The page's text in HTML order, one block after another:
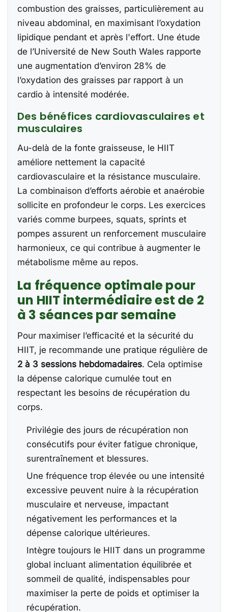
combustion des graisses, particulièrement au
niveau abdominal, en maximisant l’oxydation
lipidique pendant et après l'effort. Une étude
de l’Université de New South Wales rapporte
une augmentation d’environ 28% de
l’oxydation des graisses par rapport à un
cardio à intensité modérée.
Des bénéfices cardiovasculaires et
musculaires
Au-delà de la fonte graisseuse, le HIIT
améliore nettement la capacité
cardiovasculaire et la résistance musculaire.
La combinaison d’efforts aérobie et anaérobie
sollicite en profondeur le corps. Les exercices
variés comme burpees, squats, sprints et
pompes assurent un renforcement musculaire
harmonieux, ce qui contribue à augmenter le
métabolisme même au repos.
La fréquence optimale pour
un HIIT intermédiaire est de 2
à 3 séances par semaine
Pour maximiser l’efficacité et la sécurité du
HIIT, je recommande une pratique régulière de
2 à 3 sessions hebdomadaires. Cela optimise
la dépense calorique cumulée tout en
respectant les besoins de récupération du
corps.
Privilégie des jours de récupération non
consécutifs pour éviter fatigue chronique,
surentraînement et blessures.
Une fréquence trop élevée ou une intensité
excessive peuvent nuire à la récupération
musculaire et nerveuse, impactant
négativement les performances et la
dépense calorique ultérieures.
Intègre toujours le HIIT dans un programme
global incluant alimentation équilibrée et
sommeil de qualité, indispensables pour
maximiser la perte de poids et optimiser la
récupération.